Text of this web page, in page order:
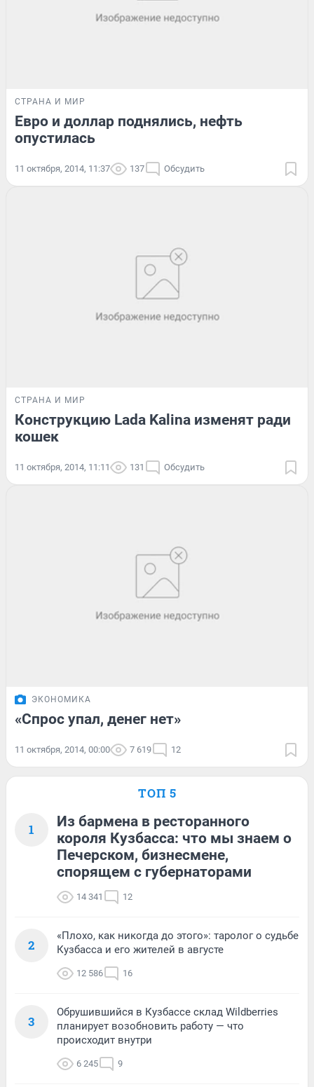
СТРАНА И МИР
Евро и доллар поднялись, нефть
опустилась
11 октября, 2014, 11:37 137 Обсудить
СТРАНА И МИР
Конструкцию Lada Kalina изменят ради
кошек
11 октября, 2014, 11:11 131 Обсудить
ЭКОНОМИКА
«Спрос упал, денег нет»
11 октября, 2014, 00:00 7 619 12
ТОП 5
1
Из бармена в ресторанного
короля Кузбасса: что мы знаем о
Печерском, бизнесмене,
спорящем с губернаторами
14 341 12
2
«Плохо, как никогда до этого»: таролог о судьбе
Кузбасса и его жителей в августе
12 586 16
3
Обрушившийся в Кузбассе склад Wildberries
планирует возобновить работу — что
происходит внутри
6 245 9